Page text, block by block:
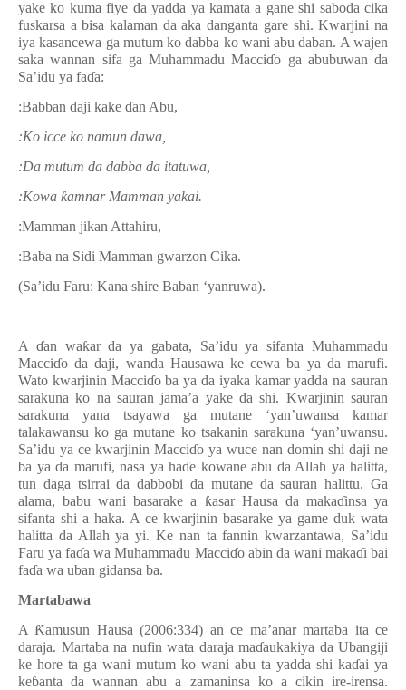
yake ko kuma fiye da yadda ya kamata a gane shi saboda cika
fuskarsa a bisa kalaman da aka danganta gare shi.Kwarjini na
iya kasancewa ga mutum ko dabba ko wani abu daban. A wajen
saka wannan sifa ga Muhammadu Macciɗo ga abubuwan da
Sa’idu ya faɗa:
:Babban daji kake ɗan Abu,
:Ko icce ko namun dawa,
:Da mutum da dabba da itatuwa,
:Kowa ƙamnar Mamman yakai.
:Mamman jikan Attahiru,
:Baba na Sidi Mamman gwarzon Cika.
(Sa’idu Faru: Kana shire Baban ‘yanruwa).
A ɗan waƙar da ya gabata, Sa’idu ya sifanta Muhammadu
Macciɗo da daji, wanda Hausawa ke cewa ba ya da marufi.
Wato kwarjinin Macciɗo ba ya da iyaka kamar yadda na sauran
sarakuna ko na sauran jama’a yake da shi. Kwarjinin sauran
sarakuna yana tsayawa ga mutane ‘yan’uwansa kamar
talakawansu ko ga mutane ko tsakanin sarakuna ‘yan’uwansu.
Sa’idu ya ce kwarjinin Macciɗo ya wuce nan domin shi daji ne
ba ya da marufi, nasa ya haɗe kowane abu da Allah ya halitta,
tun daga tsirrai da dabbobi da mutane da sauran halittu. Ga
alama, babu wani basarake a ƙasar Hausa da makaɗinsa ya
sifanta shi a haka. A ce kwarjinin basarake ya game duk wata
halitta da Allah ya yi. Ke nan ta fannin kwarzantawa, Sa’idu
Faru ya faɗa wa Muhammadu Macciɗo abin da wani makaɗi bai
faɗa wa uban gidansa ba.
Martabawa
A Ƙamusun Hausa (2006:334) an ce ma’anar martaba ita ce
daraja. Martaba na nufin wata daraja maɗaukakiya da Ubangiji
ke hore ta ga wani mutum ko wani abu ta yadda shi kaɗai ya
keɓanta da wannan abu a zamaninsa ko a cikin ire-irensa.